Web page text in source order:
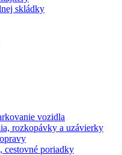
skládky
vozidla
rozkopávky a uzávierky
cestovné poriadky